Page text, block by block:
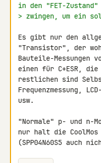
in den "FET-Zustand"
> zwingen, um ein
Es gibt nur den
"Transistor", der
Bauteile-Messungen
einen für C+ESR, die
restlichen sind
Frequenzmessung,
usw.
"Normale" p- und n-
nur halt die
(SPP04N60S5 auch